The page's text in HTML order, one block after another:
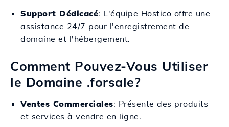
Support Dédicacé: L'équipe Hostico offre une
assistance 24/7 pour l'enregistrement de
domaine et l'hébergement.
Comment Pouvez-Vous Utiliser
le Domaine .forsale?
Ventes Commerciales: Présente des produits
et services à vendre en ligne.